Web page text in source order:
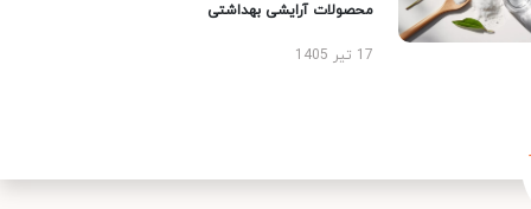
محصولات آرایشی بهداشتی
17 تیر 1405